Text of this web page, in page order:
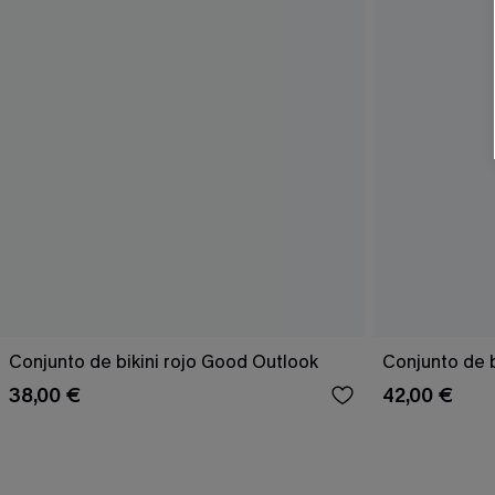
Conjunto de bikini rojo Good Outlook
38,00 €
Conjunto de
42,00 €